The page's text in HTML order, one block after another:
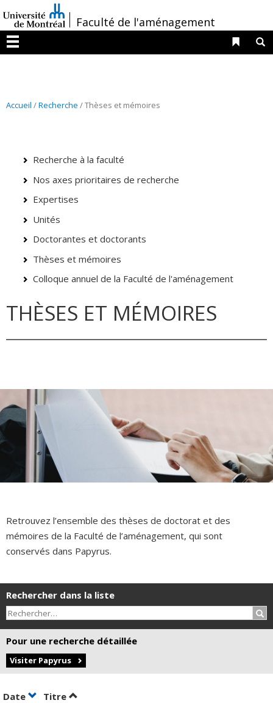
au
contenu
/Faculté de l'aménagement
Menu
Liens
Accueil /Recherche / Thèses et mémoires
Recherche à la faculté
Nos axes prioritaires de recherche
Expertises
Unités
Doctorantes et doctorants
Thèses et mémoires
Colloque annuel de la Faculté de l'aménagement
THÈSES ET MÉMOIRES
Retrouvez l’ensemble des thèses de doctorat et des
mémoires de la Faculté de l’aménagement, qui sont
conservés dans Papyrus.
Rechercher dans la liste
Pour une recherche détaillée
Visiter Papyrus
Date Trier par date en ordre croissant
Titre Trier par titre en ordre croissant